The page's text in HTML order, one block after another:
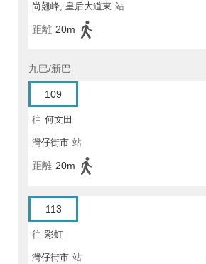
尚翹峰, 皇后大道東 站
距離 20m
九巴/新巴
109
往 何文田
灣仔街市 站
距離 20m
113
往 彩虹
灣仔街市 站